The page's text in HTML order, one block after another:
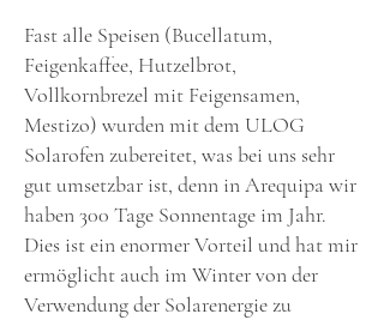
Fast alle Speisen (Bucellatum,
Feigenkaffee, Hutzelbrot,
Vollkornbrezel mit Feigensamen,
Mestizo) wurden mit dem ULOG
Solarofen zubereitet, was bei uns sehr
gut umsetzbar ist, denn in Arequipa wir
haben 300 Tage Sonnentage im Jahr.
Dies ist ein enormer Vorteil und hat mir
ermöglicht auch im Winter von der
Verwendung der Solarenergie zu